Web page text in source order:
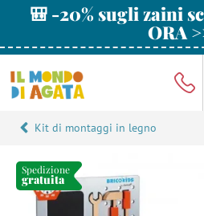
🎒 -20% sugli zaini
ORA
Kit di montaggi in legno
Spedizione
gratuita